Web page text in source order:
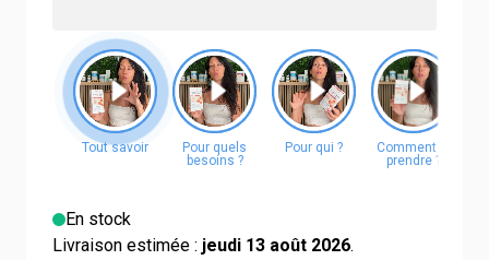
En stock
Livraison estimée : jeudi 13 août 2026.